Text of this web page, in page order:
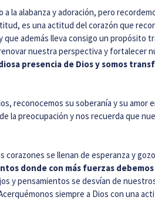
la alabanza y adoración, pero
es una actitud del corazón que
que además lleva consigo un propósito
nuestra perspectiva y fortalecer
presencia de Dios y somos
reconocemos su soberanía y su amor
la preocupación y nos recuerda que
corazones se llenan de esperanza y
donde con más fuerzas
y pensamientos se desvían de
siempre a Dios con una